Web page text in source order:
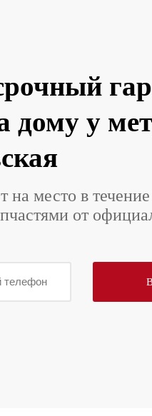
дому у
на место в
от